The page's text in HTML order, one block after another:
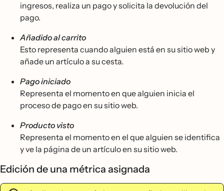
ingresos, realiza un pago y solicita la devolución del
pago.
Añadido al carrito
Esto representa cuando alguien está en su sitio web y
añade un artículo a su cesta.
Pago iniciado
Representa el momento en que alguien inicia el
proceso de pago en su sitio web.
Producto visto
Representa el momento en el que alguien se identifica
y ve la página de un artículo en su sitio web.
Edición de una métrica asignada